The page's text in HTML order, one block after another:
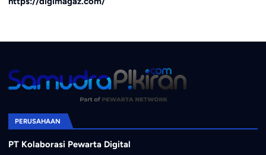
PERUSAHAAN
PT Kolaborasi Pewarta Digital